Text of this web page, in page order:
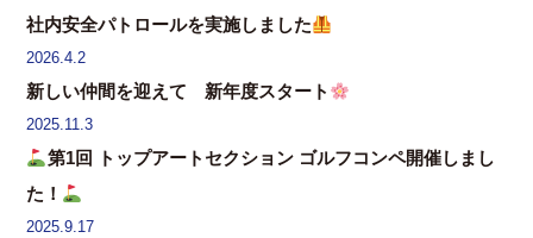
社内安全パトロールを実施しました
2026.4.2
新しい仲間を迎えて 新年度スタート
2025.11.3
第1回 トップアートセクション ゴルフコンペ開催しまし
た！
2025.9.17